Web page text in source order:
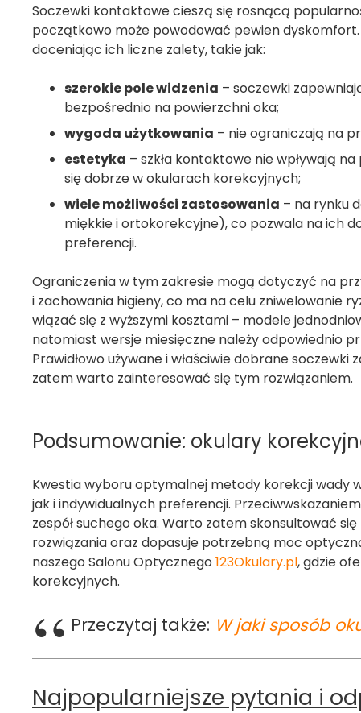
Soczewki kontaktowe cieszą się rosnącą
początkowo może powodować pewien dyskomfort.
doceniając ich liczne zalety, takie jak:
szerokie pole widzenia – soczewki
bezpośrednio na powierzchni oka;
wygoda użytkowania – nie ograniczają na
estetyka – szkła kontaktowe nie wpływają
się dobrze w okularach korekcyjnych;
wiele możliwości zastosowania – na rynku
miękkie i ortokorekcyjne), co pozwala na ich
preferencji.
Ograniczenia w tym zakresie mogą dotyczyć na
i zachowania higieny, co ma na celu zniwelowanie
wiązać się z wyższymi kosztami – modele
natomiast wersje miesięczne należy odpowiednio
Prawidłowo używane i właściwie dobrane
zatem warto zainteresować się tym rozwiązaniem.
Podsumowanie: okulary
Kwestia wyboru optymalnej metody korekcji wady
jak i indywidualnych preferencji.
zespół suchego oka. Warto zatem skonsultować
rozwiązania oraz dopasuje potrzebną moc
naszego Salonu Optycznego 123Okulary.pl, gdzie
korekcyjnych.
Przeczytaj także: W jaki sposób
Najpopularniejsze pytania i